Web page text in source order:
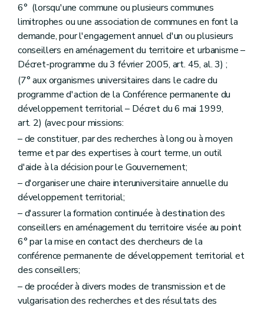
Art. 282
Art. 283
Art. 283/1
Art. 283/2
Art. 283/3
Art. 283/4
Chapitre VIter
De l'évaluation des incidences des plans et programmes dans un contexte transfrontière – AGW du 28 juin 2012, art. 2)
Art. 283/5
Chapitre VII De la composition du dossier de demande de permis d'urbanisme visé au Livre I
Section première Des dossiers des demandes de permis pour lesquelles le concours d'un architecte est requis
Sous-section première
Art. 284
Art. 285
Art. 286
Sous-section 2 Du contenu simplifié de certains dossiers de demande de permis d'urbanisme
Art. 287
Art. 288
Art. 289
Section 2 Du dossier des demandes de permis dispensés du concours d'un architecte
Art. 290
Art. 291
Section 3 Des dispositions communes
Art. 292
Art. 293
Art. 294
Art. 295
Art. 296
6° (lorsqu'une commune ou plusieurs communes
limitrophes ou une association de communes en font la
demande, pour l'engagement annuel d'un ou plusieurs
conseillers en aménagement du territoire et urbanisme –
Décret-programme du 3 février 2005, art. 45, al. 3) ;
(7° aux organismes universitaires dans le cadre du
programme d'action de la Conférence permanente du
développement territorial – Décret du 6 mai 1999,
art. 2) (avec pour missions:
– de constituer, par des recherches à long ou à moyen
terme et par des expertises à court terme, un outil
d'aide à la décision pour le Gouvernement;
– d'organiser une chaire interuniversitaire annuelle du
développement territorial;
– d'assurer la formation continuée à destination des
conseillers en aménagement du territoire visée au point
6° par la mise en contact des chercheurs de la
conférence permanente de développement territorial et
des conseillers;
– de procéder à divers modes de transmission et de
vulgarisation des recherches et des résultats des